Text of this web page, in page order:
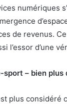
numériques
de revenus.
l’essor d’une
– bien plus
plus considéré